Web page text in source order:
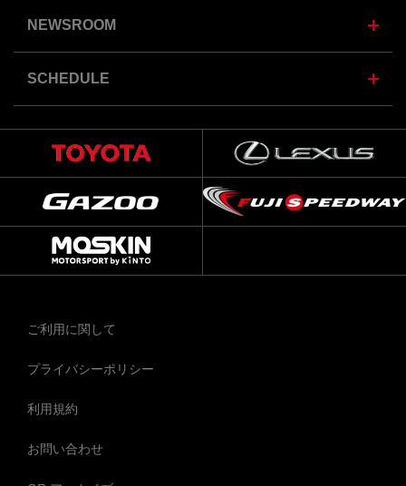
NEWSROOM
SCHEDULE
ご利用に関して
プライバシーポリシー
利用規約
お問い合わせ